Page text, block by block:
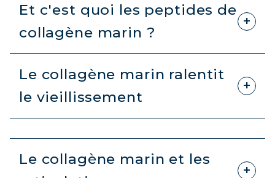
Et c'est quoi les peptides de
collagène marin ?
Le collagène marin ralentit
le vieillissement
Le collagène marin et les